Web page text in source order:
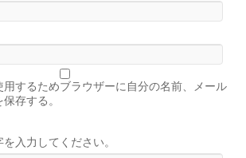
用するためブラウザーに自分の名前、メール
存する。
入力してください。